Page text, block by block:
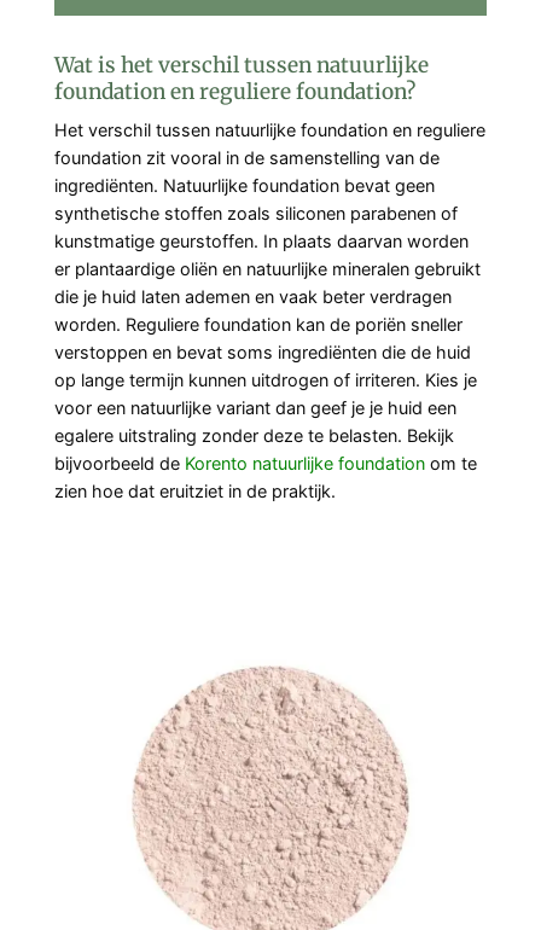
Wat is het verschil tussen natuurlijke
foundation en reguliere foundation?
Het verschil tussen natuurlijke foundation en reguliere
foundation zit vooral in de samenstelling van de
ingrediënten. Natuurlijke foundation bevat geen
synthetische stoffen zoals siliconen parabenen of
kunstmatige geurstoffen. In plaats daarvan worden
er plantaardige oliën en natuurlijke mineralen gebruikt
die je huid laten ademen en vaak beter verdragen
worden. Reguliere foundation kan de poriën sneller
verstoppen en bevat soms ingrediënten die de huid
op lange termijn kunnen uitdrogen of irriteren. Kies je
voor een natuurlijke variant dan geef je je huid een
egalere uitstraling zonder deze te belasten. Bekijk
bijvoorbeeld de Korento natuurlijke foundation om te
zien hoe dat eruitziet in de praktijk.